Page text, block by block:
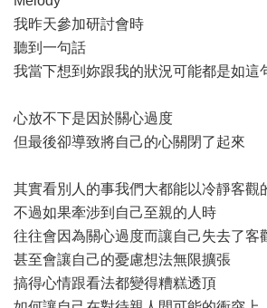
我昨天參加研討會時
聽到一句話
我當下想到妳跟我的狀況可能都是如這
心放不下是因於關心過度
但最後卻導致將自己的心關閉了起來
其實看別人的事我們大都能以冷靜客觀
不過如果牽涉到自己至親的人時
往往會因為關心過度而讓自己失去了客
甚至會讓自己的憂慮想法無限擴張
搞得心情跟看法都變得糟糕透頂